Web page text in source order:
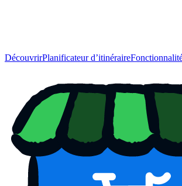
DécouvrirPlanificateur d’itinéraire